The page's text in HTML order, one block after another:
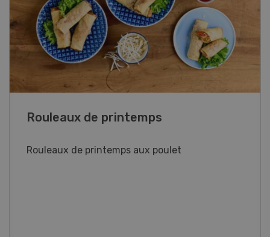
Blancs de poulet sauce épinards à la